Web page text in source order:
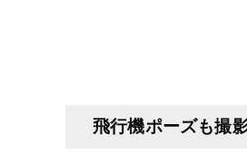
飛行機ポーズも撮